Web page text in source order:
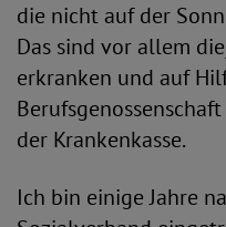
die nicht auf der
Das sind vor allem
erkranken und auf
der Krankenkasse.
Ich bin einige Jahre